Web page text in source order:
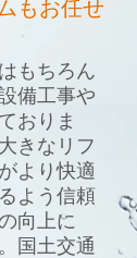
もお任せ
もちろん
備工事や
おりま
きなリフ
より快適
よう信頼
向上に
国土交通